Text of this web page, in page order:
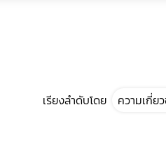
เรียงลำดับโดย